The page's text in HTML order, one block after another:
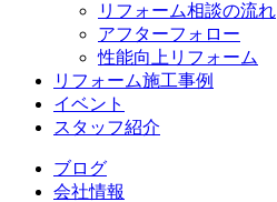
リフォーム相談の流れ
アフターフォロー
性能向上リフォーム
リフォーム施工事例
イベント
スタッフ紹介
ブログ
会社情報